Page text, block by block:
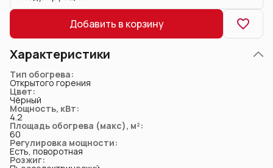
Добавить в корзину
Характеристики
Тип обогрева:
Открытого горения
Цвет:
Чёрный
Мощность, кВт:
4.2
Площадь обогрева (макс), м²:
60
Регулировка мощности:
Есть, поворотная
Розжиг: